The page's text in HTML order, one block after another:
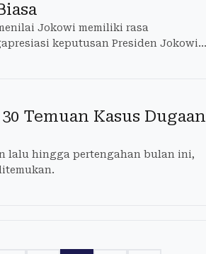
Jokowi memiliki rasa
keputusan Presiden Jokowi
dari penjara Lapas Gunung
Temuan Kasus Dugaan
lalu hingga pertengahan bulan ini,